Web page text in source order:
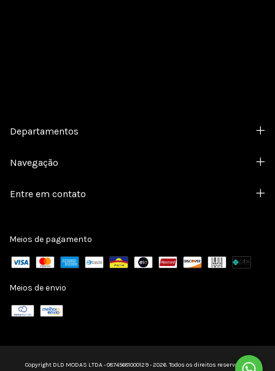
Departamentos
Navegação
Entre em contato
Meios de pagamento
Meios de envio
Copyright DLD MODAS LTDA - 08745681000129 - 2026. Todos os direitos reservados.